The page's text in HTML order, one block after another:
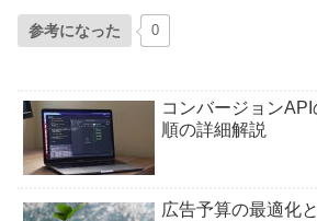
参考になった 0
コンバージョン
順の詳細解説
広告予算の最適化